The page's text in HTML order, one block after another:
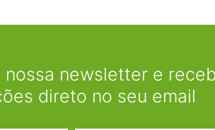
nossa newsletter e
direto no seu email